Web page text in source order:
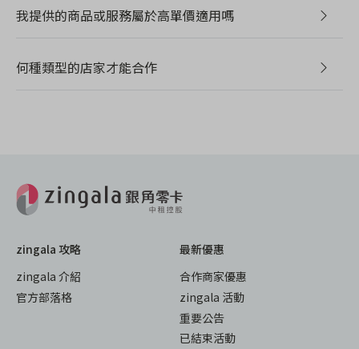
我提供的商品或服務屬於高單價適用嗎
何種類型的店家才能合作
zingala 攻略
zingala 介紹
官方部落格
最新優惠
合作商家優惠
zingala 活動
重要公告
已結束活動